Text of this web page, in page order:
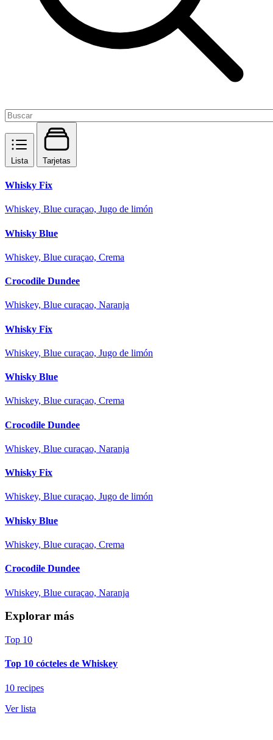
Lista Tarjetas
Whisky Fix
Whiskey, Blue curaçao, Jugo de limón
Whisky Blue
Whiskey, Blue curaçao, Crema
Crocodile Dundee
Whiskey, Blue curaçao, Naranja
Whisky Fix
Whiskey, Blue curaçao, Jugo de limón
Whisky Blue
Whiskey, Blue curaçao, Crema
Crocodile Dundee
Whiskey, Blue curaçao, Naranja
Whisky Fix
Whiskey, Blue curaçao, Jugo de limón
Whisky Blue
Whiskey, Blue curaçao, Crema
Crocodile Dundee
Whiskey, Blue curaçao, Naranja
Explorar más
Top 10
Top 10 cócteles de Whiskey
10 recipes
Ver lista